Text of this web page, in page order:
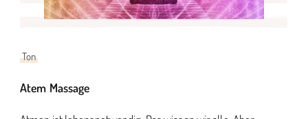
Ton
Atem Massage